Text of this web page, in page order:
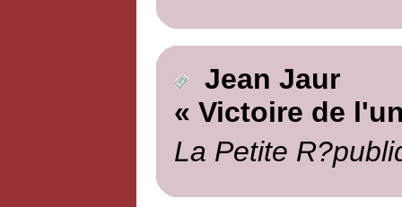
Jean Jaur
« Victoire de
La Petite